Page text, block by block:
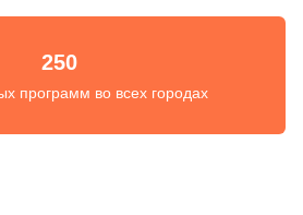
250
программ во всех городах